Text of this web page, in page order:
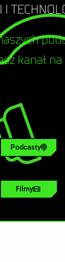
I
kanał
Podcasty
Filmy